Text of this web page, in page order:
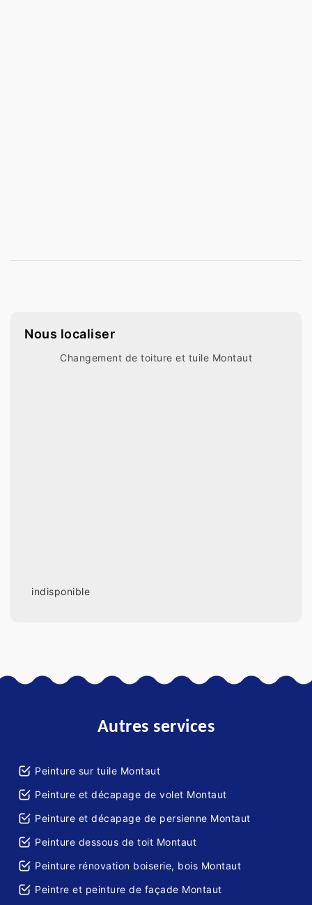
Nous localiser
Changement de toiture et tuile Montaut
indisponible
Autres services
Peinture sur tuile Montaut
Peinture et décapage de volet Montaut
Peinture et décapage de persienne Montaut
Peinture dessous de toit Montaut
Peinture rénovation boiserie, bois Montaut
Peintre et peinture de façade Montaut